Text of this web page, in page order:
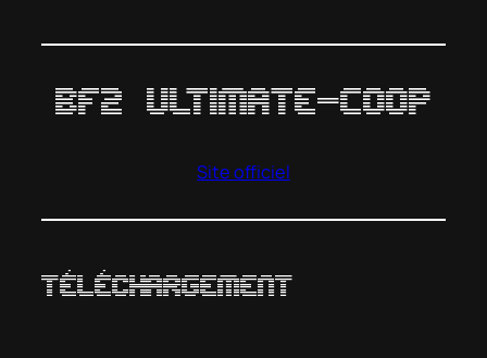
BF2 Ultimate-COOP
Site officiel
Téléchargement